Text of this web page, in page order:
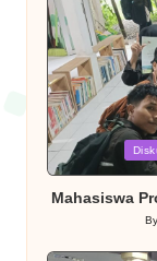
Posted
in
Mahasiswa
By